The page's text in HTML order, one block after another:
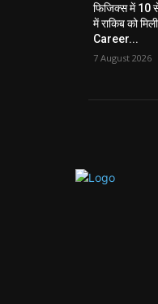
फिजिक्स में 10
में राकिब को
Career...
7 August 2026